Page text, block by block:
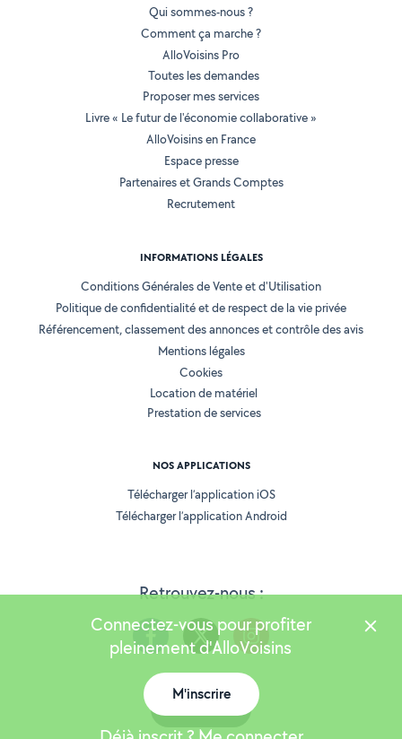
Retrouvez-nous :
Qui sommes-nous ?
Comment ça marche ?
AlloVoisins Pro
Toutes les demandes
Proposer mes services
Livre « Le futur de l'économie collaborative »
AlloVoisins en France
Espace presse
Partenaires et Grands Comptes
Recrutement
INFORMATIONS LÉGALES
Conditions Générales de Vente et d'Utilisation
Politique de confidentialité et de respect de la vie privée
Référencement, classement des annonces et contrôle des avis
Mentions légales
Cookies
Location de matériel
Prestation de services
NOS APPLICATIONS
Télécharger l’application iOS
Télécharger l’application Android
Version 25.5.3
Connectez-vous pour profiter
pleinement d'AlloVoisins
M'inscrire